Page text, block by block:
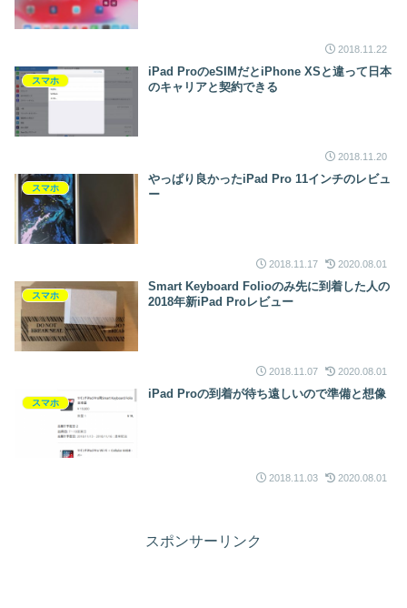
2018.11.22
スマホ
iPad ProのeSIMだとiPhone XSと違って日本
のキャリアと契約できる
2018.11.20
スマホ
やっぱり良かったiPad Pro 11インチのレビュ
ー
2018.11.17 2020.08.01
スマホ
Smart Keyboard Folioのみ先に到着した人の
2018年新iPad Proレビュー
2018.11.07 2020.08.01
スマホ
iPad Proの到着が待ち遠しいので準備と想像
2018.11.03 2020.08.01
スポンサーリンク